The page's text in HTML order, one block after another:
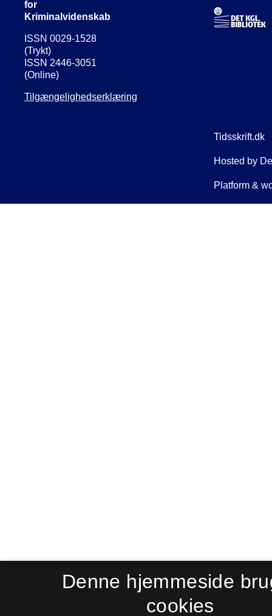
for
Kriminalvidenskab
ISSN 0029-1528
(Trykt)
ISSN 2446-3051
(Online)
Tilgængelighedserklæring
Denne hjemmeside
cookies